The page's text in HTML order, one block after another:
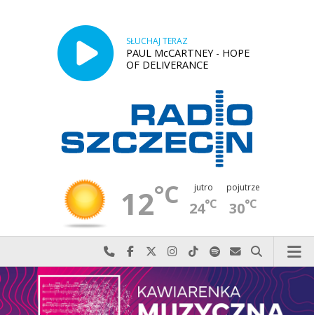
SŁUCHAJ TERAZ
PAUL McCARTNEY - HOPE
OF DELIVERANCE
12°C jutro
24°C
pojutrze
30°C
Najlepiej po prostu do nas zadzwoń
Odwiedź nas na Facebook-u
Odwiedź nas na X
Odwiedź nas na Instagram-ie
Odwiedź nas na TikTok-u
Szukaj nas na Spotify
Wyślij do nas
Szukaj